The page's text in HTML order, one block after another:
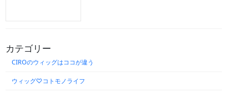
カテゴリー
CIROのウィッグはココが違う
ウィッグ♡コトモノライフ